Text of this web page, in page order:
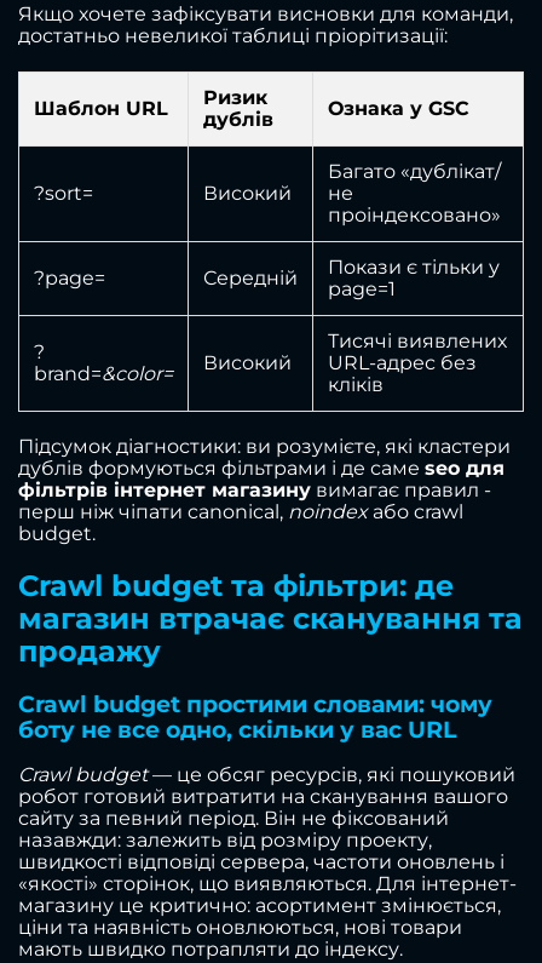
Якщо хочете зафіксувати висновки для команди,
достатньо невеликої таблиці пріорітизації:
Шаблон URL
Ризик
дублів
Ознака у GSC
?sort= Високий
Багато «дублікат/
не
проіндексовано»
?page= Середній
Покази є тільки у
page=1
?
brand=&color= Високий
Тисячі виявлених
URL-адрес без
кліків
Підсумок діагностики: ви розумієте, які кластери
дублів формуються фільтрами і де саме seo для
фільтрів інтернет магазину вимагає правил -
перш ніж чіпати canonical, noindexабо crawl
budget.
Crawl budget та фільтри: де
магазин втрачає сканування та
продажу
Crawl budget простими словами: чому
боту не все одно, скільки у вас URL
Crawl budget— це обсяг ресурсів, які пошуковий
робот готовий витратити на сканування вашого
сайту за певний період. Він не фіксований
назавжди: залежить від розміру проекту,
швидкості відповіді сервера, частоти оновлень і
«якості» сторінок, що виявляються. Для інтернет-
магазину це критично: асортимент змінюється,
ціни та наявність оновлюються, нові товари
мають швидко потрапляти до індексу.